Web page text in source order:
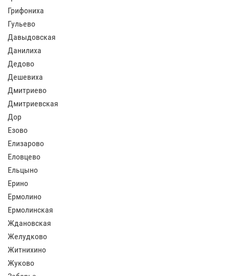
Грифониха
Гульево
Давыдовская
Данилиха
Дедово
Дешевиха
Дмитриево
Дмитриевская
Дор
Езово
Елизарово
Еловцево
Ельцыно
Ерино
Ермолино
Ермолинская
Ждановская
Желудково
Житнихино
Жуково